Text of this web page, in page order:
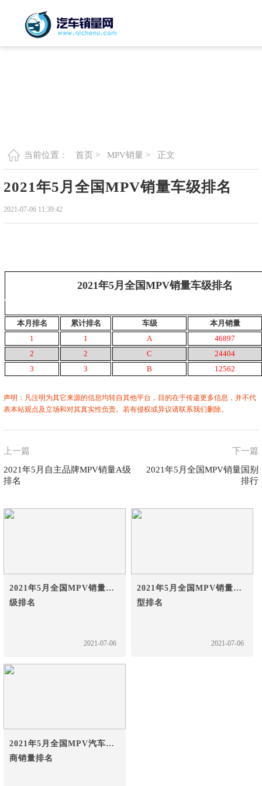
当前位置： 首页 > MPV销量 > 正文
2021年5月全国MPV销量车级排名
2021-07-06 11:39:42
2021年5月全国MPV销量车级排名
本月排名 累计排名 车级
本月销量
1
1 A
46897
2
2 C
24404
3
3 B 12562
声明：凡注明为其它来源的信息均转自其他平台，目的在于传递更多信息，并不代
表本站观点及立场和对其真实性负责。若有侵权或异议请联系我们删除。
上一篇
2021年5月自主品牌MPV销量A级
排名
下一篇
2021年5月全国MPV销量国别
排行
2021年5月全国MPV销量车
级排名
2021-07-06
2021年5月全国MPV销量车
型排名
2021-07-06
2021年5月全国MPV汽车厂
商销量排名